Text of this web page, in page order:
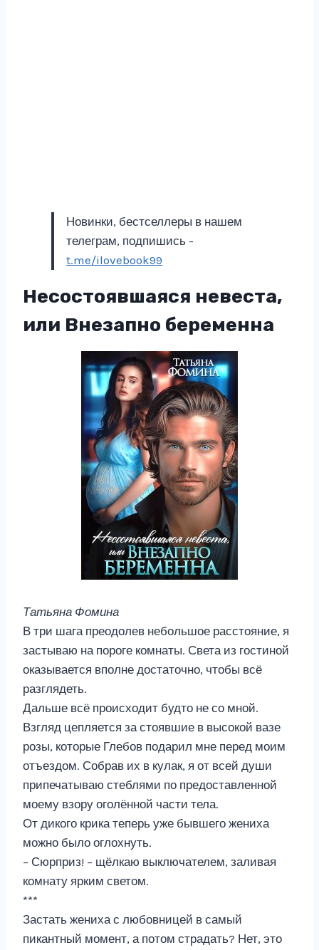
Новинки, бестселлеры в нашем
телеграм, подпишись -
t.me/ilovebook99
Несостоявшаяся невеста,
или Внезапно беременна
Татьяна Фомина
В три шага преодолев небольшое расстояние, я
застываю на пороге комнаты. Света из гостиной
оказывается вполне достаточно, чтобы всё
разглядеть.
Дальше всё происходит будто не со мной.
Взгляд цепляется за стоявшие в высокой вазе
розы, которые Глебов подарил мне перед моим
отъездом. Собрав их в кулак, я от всей души
припечатываю стеблями по предоставленной
моему взору оголённой части тела.
От дикого крика теперь уже бывшего жениха
можно было оглохнуть.
– Сюрприз! – щёлкаю выключателем, заливая
комнату ярким светом.
***
Застать жениха с любовницей в самый
пикантный момент, а потом страдать? Нет, это